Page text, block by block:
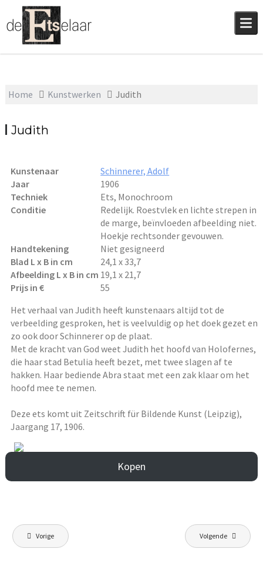
content
Home Kunstwerken Judith
Judith
Kunstenaar
Schinnerer, Adolf
Jaar
1906
Techniek
Ets, Monochroom
Conditie
Redelijk. Roestvlek en lichte strepen in
de marge, beïnvloeden afbeelding niet.
Hoekje rechtsonder gevouwen.
Handtekening
Niet gesigneerd
Blad L x B in cm
24,1 x 33,7
Afbeelding L x B in cm 19,1 x 21,7
Prijs in €
55
Het verhaal van Judith heeft kunstenaars altijd tot de
verbeelding gesproken, het is veelvuldig op het doek gezet en
zo ook door Schinnerer op de plaat.
Met de kracht van God weet Judith het hoofd van Holofernes,
die haar stad Betulia heeft bezet, met twee slagen af te
hakken. Haar bediende Abra staat met een zak klaar om het
hoofd mee te nemen.
Deze ets komt uit Zeitschrift für Bildende Kunst (Leipzig),
Jaargang 17, 1906.
Kopen
Berichtnavigatie
Vorige Volgende